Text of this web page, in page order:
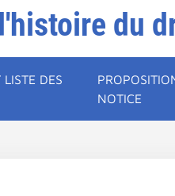
du
DES
NOTICE